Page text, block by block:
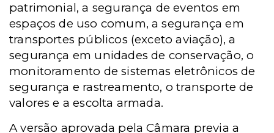
patrimonial, a segurança de eventos em
espaços de uso comum, a segurança em
transportes públicos (exceto aviação), a
segurança em unidades de conservação, o
monitoramento de sistemas eletrônicos de
segurança e rastreamento, o transporte de
valores e a escolta armada.
A versão aprovada pela Câmara previa a